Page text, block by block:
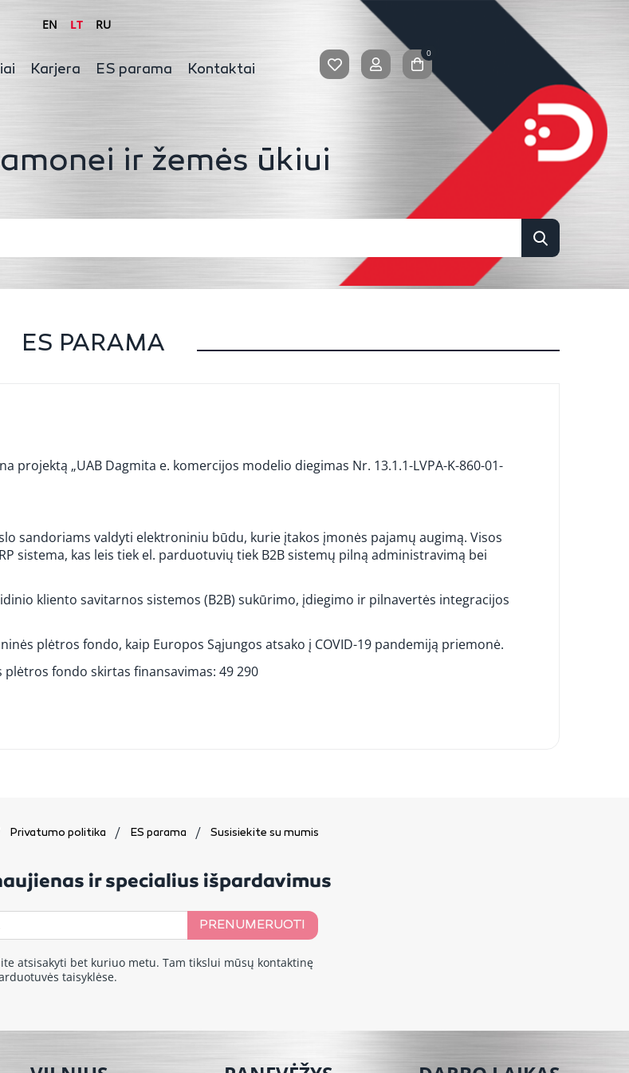
EN LT RU
Karjera ES parama Kontaktai
0
ir žemės ūkiui
ES PARAMA
projektą „UAB Dagmita e. komercijos modelio diegimas Nr. 13.1.1-LVPA-K-860-01-
sandoriams valdyti elektroniniu būdu, kurie įtakos įmonės pajamų augimą. Visos
sistema, kas leis tiek el. parduotuvių tiek B2B sistemų pilną administravimą bei
kliento savitarnos sistemos (B2B) sukūrimo, įdiegimo ir pilnavertės integracijos
plėtros fondo, kaip Europos Sąjungos atsako į COVID-19 pandemiją priemonė.
fondo skirtas finansavimas: 49 290
Privatumo politika ES parama Susisiekite su mumis
ir specialius išpardavimus
PRENUMERUOTI
atsisakyti bet kuriuo metu. Tam tikslui mūsų kontaktinę
taisyklėse.